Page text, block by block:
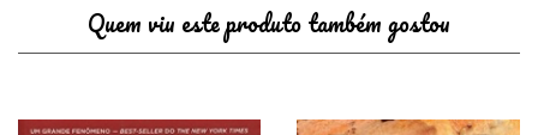
Quem viu este produto também gostou